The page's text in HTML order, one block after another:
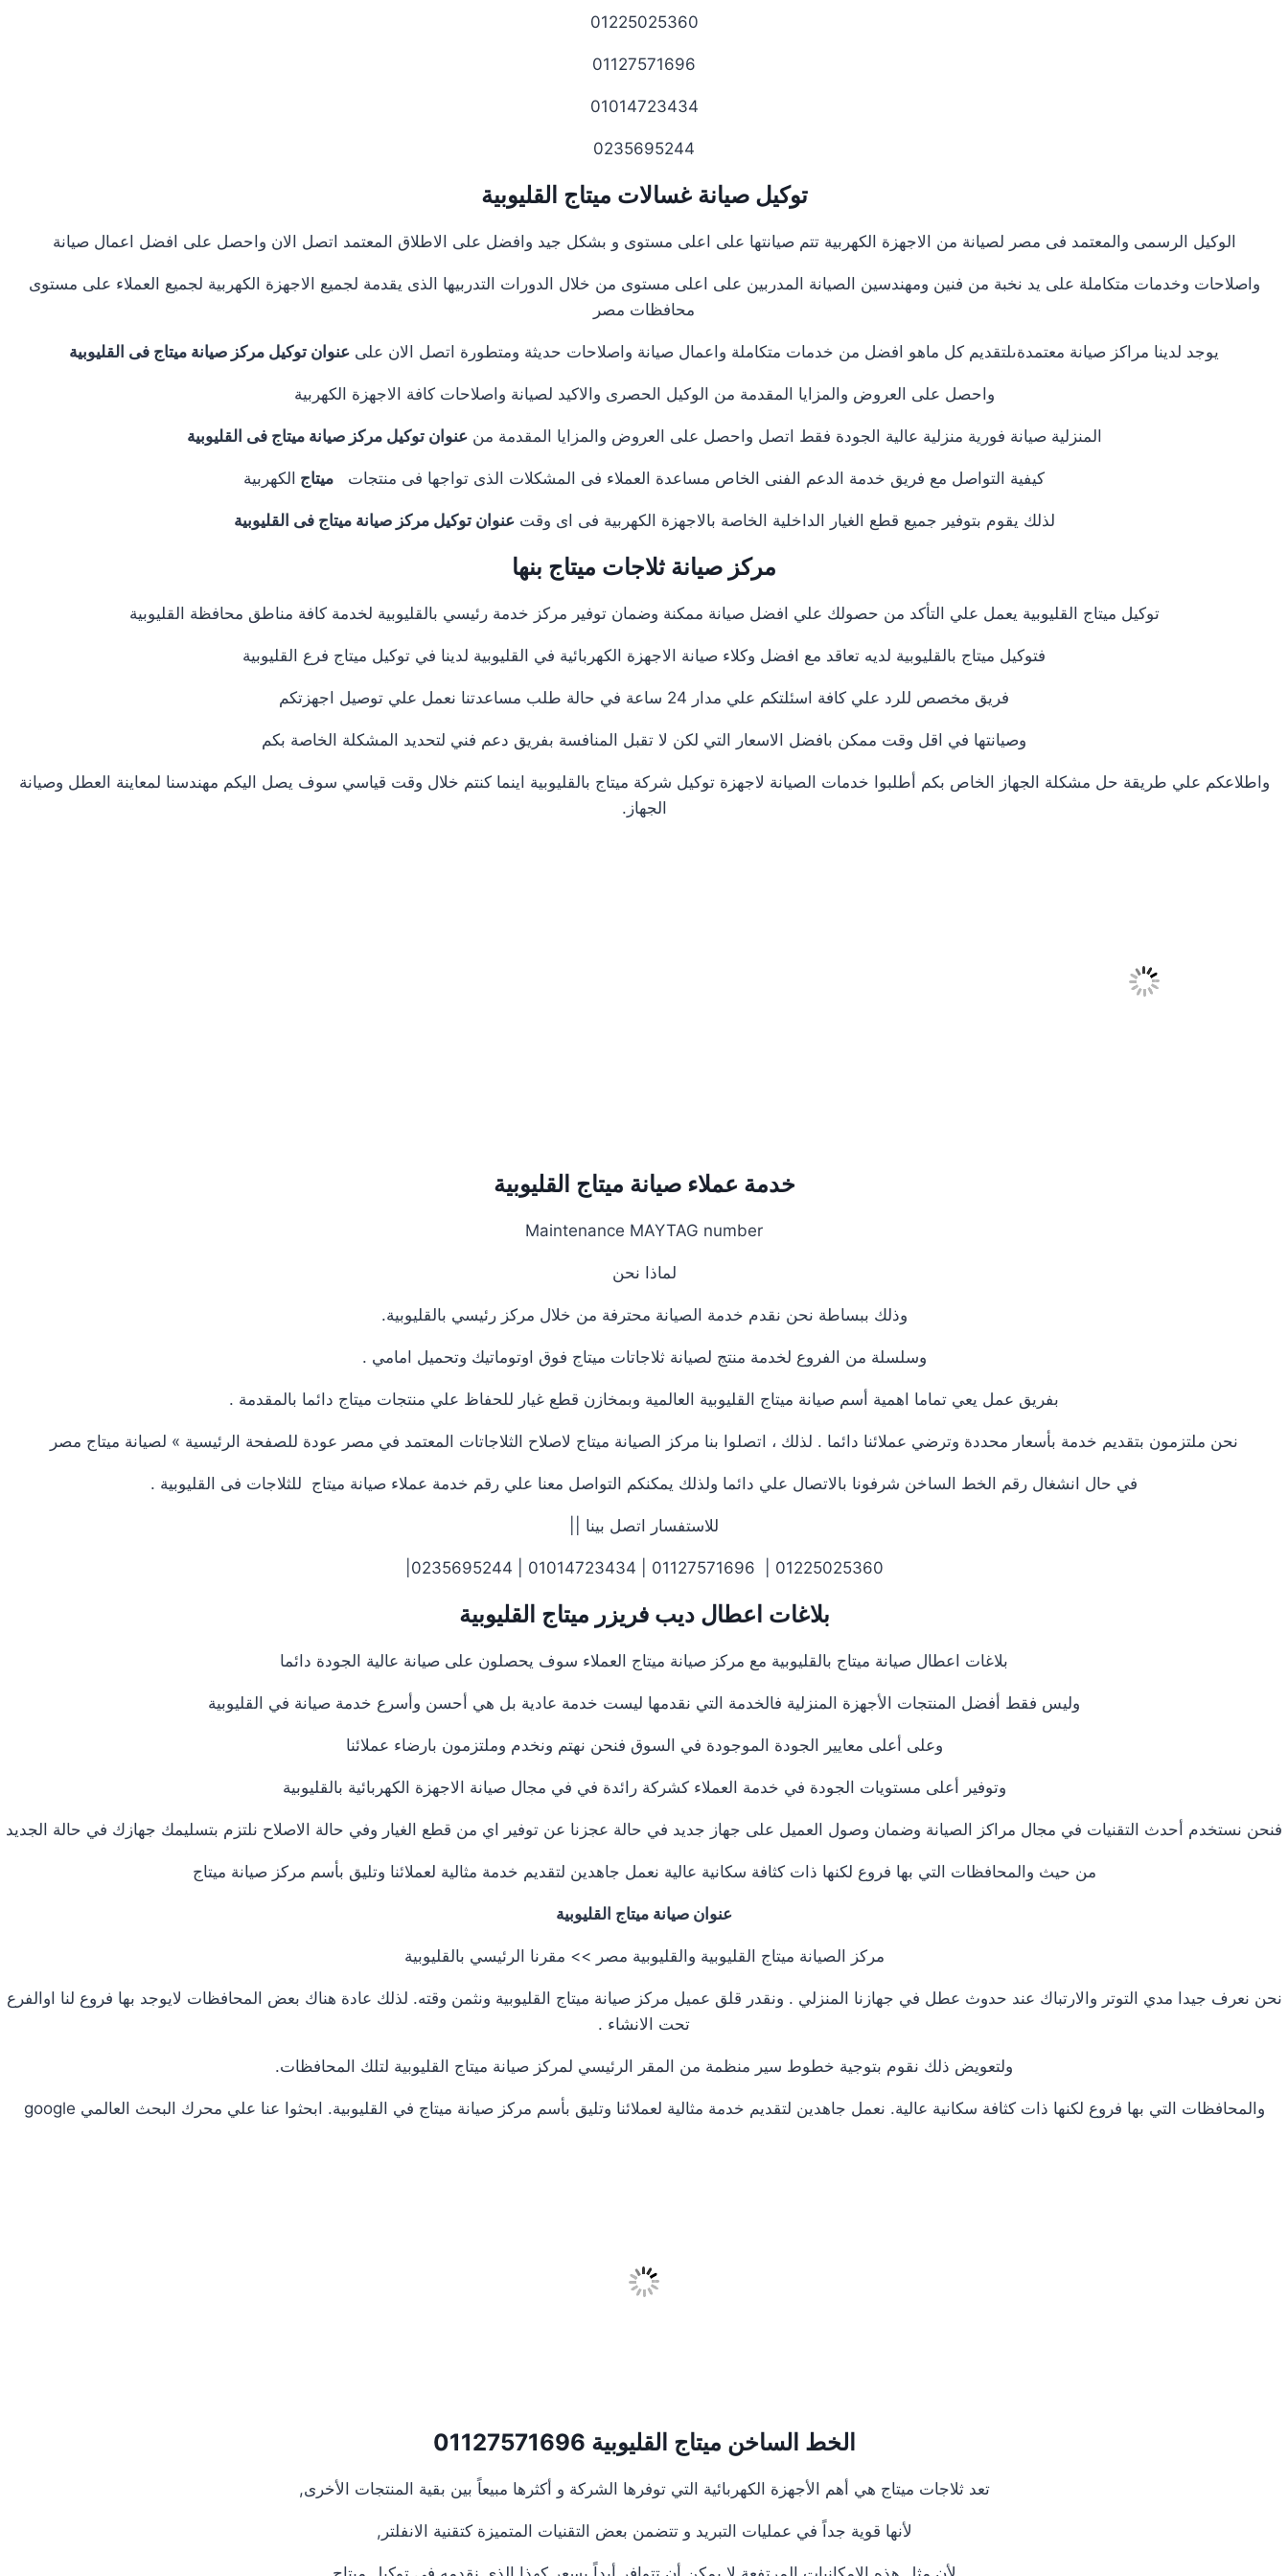
01225025360
01127571696
01014723434
0235695244
توكيل صيانةغسالات ميتاج القليوبية
الوكيل الرسمى والمعتمد فى مصر لصيانة من الاجهزة الكهربية تتم صيانتها على اعلى مستوى و بشكل جيد وافضل على الاطلاق المعتمد اتصل الان واحصل على افضل اعمال صيانة
واصلاحات وخدمات متكاملة على يد نخبة من فنين ومهندسين الصيانة المدربين على اعلى مستوى من خلال الدورات التدربيها الذى يقدمة لجميع الاجهزة الكهربية لجميع العملاء على مستوى
محافظات مصر
يوجد لدينا مراكز صيانة معتمدةىلتقديم كل ماهو افضل من خدمات متكاملة واعمال صيانة واصلاحات حديثة ومتطورة اتصل الان على عنوان توكيل مركز صيانة ميتاج فى القليوبية
واحصل على العروض والمزايا المقدمة من الوكيل الحصرى والاكيد لصيانة واصلاحات كافة الاجهزة الكهربية
المنزلية صيانة فورية منزلية عالية الجودة فقط اتصل واحصل على العروض والمزايا المقدمة منعنوان توكيل مركز صيانة ميتاج فى القليوبية
كيفية التواصل مع فريق خدمة الدعم الفنى الخاص مساعدة العملاء فى المشكلات الذى تواجها فى منتجات ميتاج الكهربية
لذلك يقوم بتوفير جميع قطع الغيار الداخلية الخاصة بالاجهزة الكهربية فى اى وقتعنوان توكيل مركز صيانة ميتاج فى القليوبية
مركز صيانة ثلاجات ميتاج بنها
توكيل ميتاج القليوبية يعمل علي التأكد من حصولك علي افضل صيانة ممكنة وضمان توفير مركز خدمة رئيسي بالقليوبية لخدمة كافة مناطق محافظة القليوبية
فتوكيل ميتاج بالقليوبية لديه تعاقد مع افضل وكلاء صيانة الاجهزة الكهربائية في القليوبية لدينا في توكيل ميتاج فرع القليوبية
فريق مخصص للرد علي كافة اسئلتكم علي مدار 24 ساعة في حالة طلب مساعدتنا نعمل علي توصيل اجهزتكم
وصيانتها في اقل وقت ممكن بافضل الاسعار التي لكن لا تقبل المنافسة بفريق دعم فني لتحديد المشكلة الخاصة بكم
واطلاعكم علي طريقة حل مشكلة الجهاز الخاص بكم أطلبوا خدمات الصيانة لاجهزة توكيل شركة ميتاج بالقليوبية اينما كنتم خلال وقت قياسي سوف يصل اليكم مهندسنا لمعاينة العطل وصيانة
الجهاز.
خدمة عملاء صيانة ميتاج القليوبية
Maintenance MAYTAG number
لماذا نحن
وذلك ببساطة نحن نقدم خدمة الصيانة محترفة من خلال مركز رئيسي بالقليوبية.
وسلسلة من الفروع لخدمة منتج لصيانة ثلاجاتات ميتاج فوق اوتوماتيك وتحميل امامي .
بفريق عمل يعي تماما اهمية أسم صيانة ميتاج القليوبية العالمية وبمخازن قطع غيار للحفاظ علي منتجات ميتاج دائما بالمقدمة .
نحن ملتزمون بتقديم خدمة بأسعار محددة وترضي عملائنا دائما . لذلك ، اتصلوا بنا مركز الصيانة ميتاج لاصلاح الثلاجاتات المعتمد في مصر عودة للصفحة الرئيسية » لصيانة ميتاج مصر
في حال انشغال رقم الخط الساخن شرفونا بالاتصال علي دائما ولذلك يمكنكم التواصل معنا علي رقم خدمة عملاء صيانة ميتاج للثلاجات فى القليوبية .
للاستفسار اتصل بينا ||
01225025360 | 01127571696 | 01014723434 | 0235695244|
بلاغات اعطال ديب فريزر ميتاج القليوبية
بلاغات اعطال صيانة ميتاج بالقليوبية مع مركز صيانة ميتاج العملاء سوف يحصلون على صيانة عالية الجودة دائما
وليس فقط أفضل المنتجات الأجهزة المنزلية فالخدمة التي نقدمها ليست خدمة عادية بل هي أحسن وأسرع خدمة صيانة في القليوبية
وعلى أعلى معايير الجودة الموجودة في السوق فنحن نهتم ونخدم وملتزمون بارضاء عملائنا
وتوفير أعلى مستويات الجودة في خدمة العملاء كشركة رائدة في في مجال صيانة الاجهزة الكهربائية بالقليوبية
فنحن نستخدم أحدث التقنيات في مجال مراكز الصيانة وضمان وصول العميل على جهاز جديد في حالة عجزنا عن توفير اي من قطع الغيار وفي حالة الاصلاح نلتزم بتسليمك جهازك في حالة الجديد
من حيث والمحافظات التي بها فروع لكنها ذات كثافة سكانية عالية نعمل جاهدين لتقديم خدمة مثالية لعملائنا وتليق بأسم مركز صيانة ميتاج
عنوان صيانة ميتاج القليوبية
مركز الصيانة ميتاج القليوبية والقليوبية مصر >> مقرنا الرئيسي بالقليوبية
نحن نعرف جيدا مدي التوتر والارتباك عند حدوث عطل في جهازنا المنزلي . ونقدر قلق عميل مركز صيانة ميتاج القليوبية ونثمن وقته. لذلك عادة هناك بعض المحافظات لايوجد بها فروع لنا اوالفرع
تحت الانشاء .
ولتعويض ذلك نقوم بتوجية خطوط سير منظمة من المقر الرئيسي لمركز صيانة ميتاج القليوبية لتلك المحافظات.
والمحافظات التي بها فروع لكنها ذات كثافة سكانية عالية. نعمل جاهدين لتقديم خدمة مثالية لعملائنا وتليق بأسم مركز صيانة ميتاج في القليوبية. ابحثوا عنا علي محرك البحث العالمي google
الخط الساخن ميتاج القليوبية
تعد ثلاجات ميتاج هي أهم الأجهزة الكهربائية التي توفرها الشركة و أكثرها مبيعاً بين بقية المنتجات الأخرى,
لأنها قوية جداً في عمليات التبريد و تتضمن بعض التقنيات المتميزة كتقنية الانفلتر,